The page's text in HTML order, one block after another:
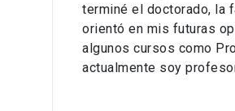
terminé el doctorado, la
orientó en mis futuras
algunos cursos como
actualmente soy